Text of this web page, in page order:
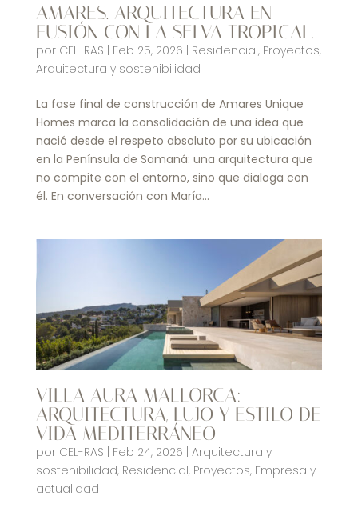
AMARES. ARQUITECTURA EN
FUSIÓN CON LA SELVA TROPICAL.
por CEL-RAS | Feb 25, 2026 | Residencial, Proyectos,
Arquitectura y sostenibilidad
La fase final de construcción de Amares Unique
Homes marca la consolidación de una idea que
nació desde el respeto absoluto por su ubicación
en la Península de Samaná: una arquitectura que
no compite con el entorno, sino que dialoga con
él. En conversación con María...
VILLA AURA MALLORCA:
ARQUITECTURA, LUJO Y ESTILO DE
VIDA MEDITERRÁNEO
por CEL-RAS | Feb 24, 2026 | Arquitectura y
sostenibilidad, Residencial, Proyectos, Empresa y
actualidad